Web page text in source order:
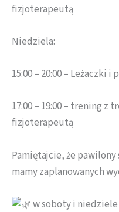
fizjoterapeutą
Niedziela:
15:00 – 20:00 – Leżaczki
17:00 – 19:00 – trening z
fizjoterapeutą
Pamiętajcie, że
mamy zaplanowanych
w soboty i niedziele